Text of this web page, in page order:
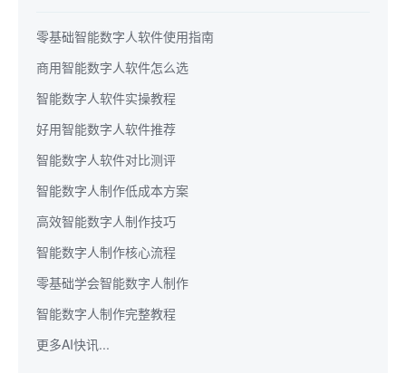
零基础智能数字人软件使用指南
商用智能数字人软件怎么选
智能数字人软件实操教程
好用智能数字人软件推荐
智能数字人软件对比测评
智能数字人制作低成本方案
高效智能数字人制作技巧
智能数字人制作核心流程
零基础学会智能数字人制作
智能数字人制作完整教程
更多AI快讯...